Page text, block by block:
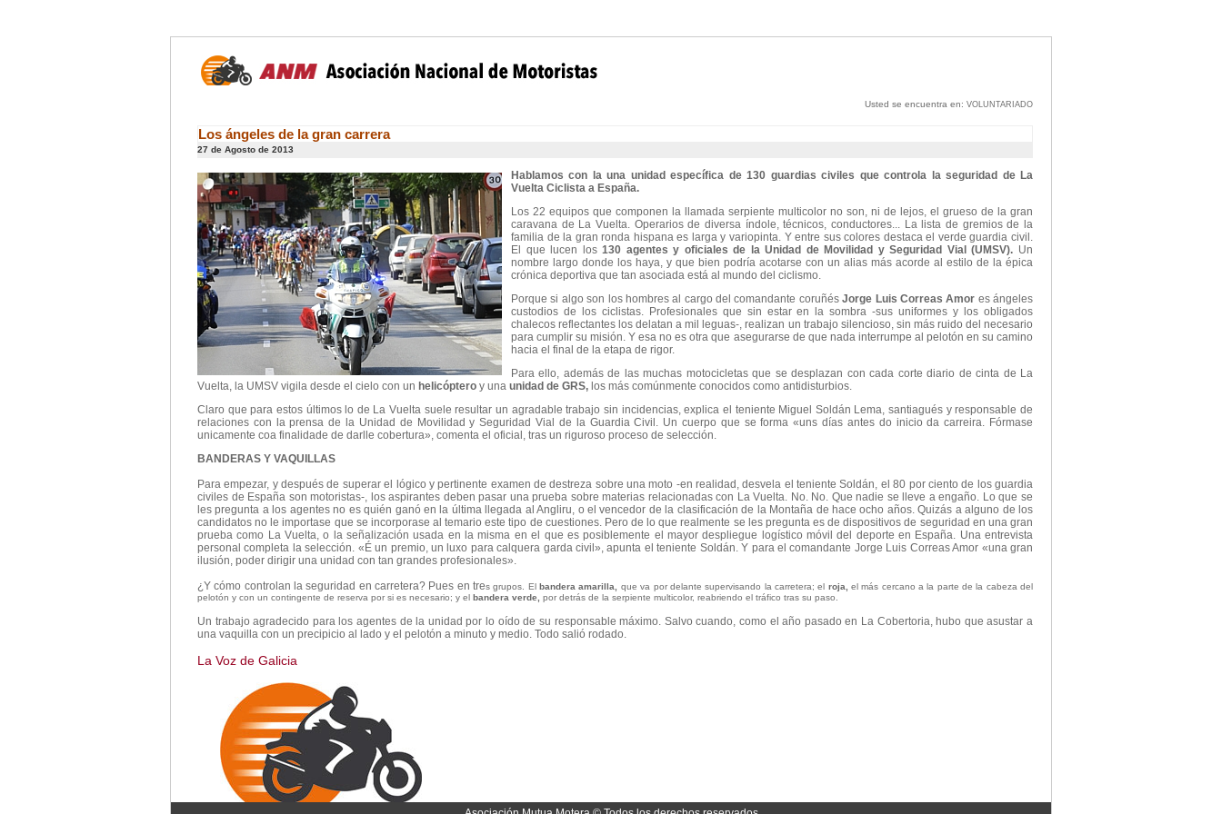
Usted se encuentra en: VOLUNTARIADO
Los ángeles de la gran carrera
27 de Agosto de 2013
Hablamos con la una unidad específica de 130 guardias civiles que controla la seguridad de La
Vuelta Ciclista a España.
Los 22 equipos que componen la llamada serpiente multicolor no son, ni de lejos, el grueso de la gran
caravana de La Vuelta. Operarios de diversa índole, técnicos, conductores... La lista de gremios de la
familia de la gran ronda hispana es larga y variopinta. Y entre sus colores destaca el verde guardia civil.
El que lucen los130 agentes y oficiales de la Unidad de Movilidad y Seguridad Vial (UMSV). Un
nombre largo donde los haya, y que bien podría acotarse con un alias más acorde al estilo de la épica
crónica deportiva que tan asociada está al mundo del ciclismo.
Porque si algo son los hombres al cargo del comandante coruñésJorge Luis Correas Amor es ángeles
custodios de los ciclistas. Profesionales que sin estar en la sombra -sus uniformes y los obligados
chalecos reflectantes los delatan a mil leguas-, realizan un trabajo silencioso, sin más ruido del necesario
para cumplir su misión. Y esa no es otra que asegurarse de que nada interrumpe al pelotón en su camino
hacia el final de la etapa de rigor.
Para ello, además de las muchas motocicletas que se desplazan con cada corte diario de cinta de La
Vuelta, la UMSV vigila desde el cielo con un helicóptero y una unidad de GRS, los más comúnmente conocidos como antidisturbios.
Claro que para estos últimos lo de La Vuelta suele resultar un agradable trabajo sin incidencias, explica el teniente Miguel Soldán Lema, santiagués y responsable de
relaciones con la prensa de la Unidad de Movilidad y Seguridad Vial de la Guardia Civil. Un cuerpo que se forma «uns días antes do inicio da carreira. Fórmase
unicamente coa finalidade de darlle cobertura», comenta el oficial, tras un riguroso proceso de selección.
BANDERAS Y VAQUILLAS
Para empezar, y después de superar el lógico y pertinente examen de destreza sobre una moto -en realidad, desvela el teniente Soldán, el 80 por ciento de los guardia
civiles de España son motoristas-, los aspirantes deben pasar una prueba sobre materias relacionadas con La Vuelta. No. No. Que nadie se lleve a engaño. Lo que se
les pregunta a los agentes no es quién ganó en la última llegada al Angliru, o el vencedor de la clasificación de la Montaña de hace ocho años. Quizás a alguno de los
candidatos no le importase que se incorporase al temario este tipo de cuestiones. Pero de lo que realmente se les pregunta es de dispositivos de seguridad en una gran
prueba como La Vuelta, o la señalización usada en la misma en el que es posiblemente el mayor despliegue logístico móvil del deporte en España. Una entrevista
personal completa la selección. «É un premio, un luxo para calquera garda civil», apunta el teniente Soldán. Y para el comandante Jorge Luis Correas Amor «una gran
ilusión, poder dirigir una unidad con tan grandes profesionales».
¿Y cómo controlan la seguridad en carretera? Pues en tres grupos. Elbandera amarilla, que va por delante supervisando la carretera; el roja,
el más cercano a la parte de la cabeza del
pelotón y con un contingente de reserva por si es necesario; y el bandera verde, por detrás de la serpiente multicolor, reabriendo el tráfico tras su paso.
Un trabajo agradecido para los agentes de la unidad por lo oído de su responsable máximo. Salvo cuando, como el año pasado en La Cobertoria, hubo que asustar a
una vaquilla con un precipicio al lado y el pelotón a minuto y medio. Todo salió rodado.
La Voz de Galicia